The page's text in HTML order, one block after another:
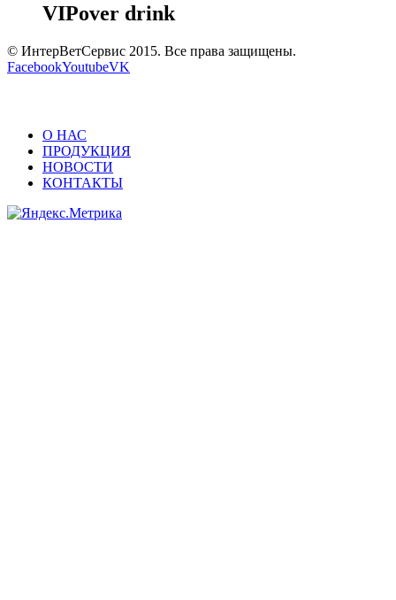
VIPover drink
© ИнтерВетСервис 2015. Все права защищены.
FacebookYoutubeVK
О НАС
ПРОДУКЦИЯ
НОВОСТИ
КОНТАКТЫ